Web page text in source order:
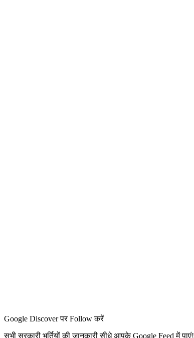
Google Discover पर Follow करें
सभी सरकारी भर्तियों की जानकारी सीधे आपके Google Feed में पाएं!